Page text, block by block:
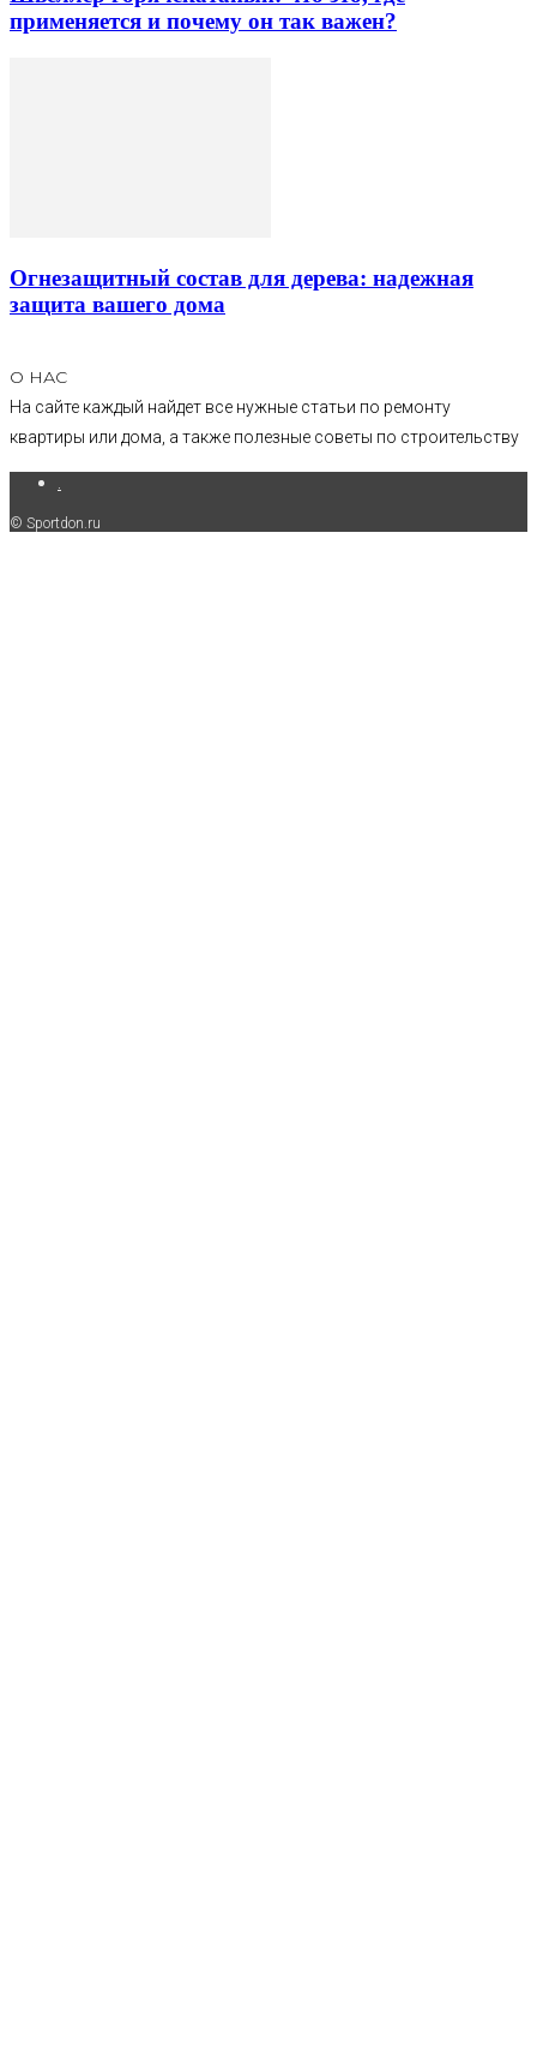
применяется и почему он так важен?
Огнезащитный состав для дерева: надежная
защита вашего дома
О НАС
На сайте каждый найдет все нужные статьи по ремонту
квартиры или дома, а также полезные советы по строительству
© Sportdon.ru